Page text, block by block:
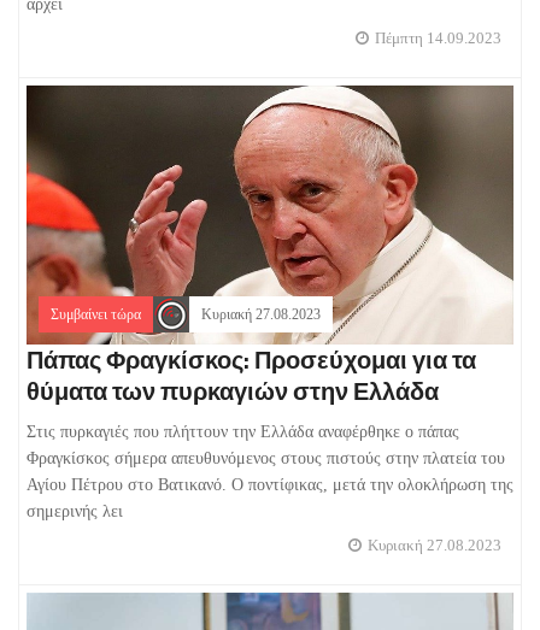
αρχεί
Πέμπτη 14.09.2023
Συμβαίνει τώρα Κυριακή 27.08.2023
Πάπας Φραγκίσκος: Προσεύχομαι για τα
θύματα των πυρκαγιών στην Ελλάδα
Στις πυρκαγιές που πλήττουν την Ελλάδα αναφέρθηκε ο πάπας
Φραγκίσκος σήμερα απευθυνόμενος στους πιστούς στην πλατεία του
Αγίου Πέτρου στο Βατικανό. Ο ποντίφικας, μετά την ολοκλήρωση της
σημερινής λει
Κυριακή 27.08.2023